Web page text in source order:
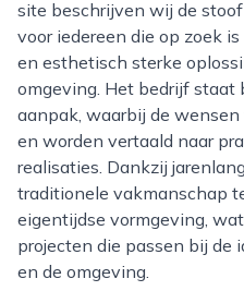
site beschrijven wij de
voor iedereen die op zoek
en esthetisch sterke
omgeving. Het bedrijf staat
aanpak, waarbij de
en worden vertaald naar
realisaties. Dankzij
traditionele vakmanschap
eigentijdse vormgeving,
projecten die passen bij de
en de omgeving.